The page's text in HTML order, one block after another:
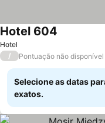
Hotel
Hotel 604
/ Pontuação não disponível
Selecione as datas
exatos.